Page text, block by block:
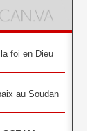
foi en Dieu
au Soudan